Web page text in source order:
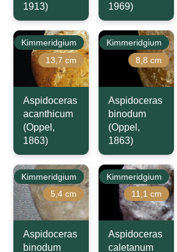
1913)
1969)
Kimmeridgium
13,7 cm
Aspidoceras
acanthicum
(Oppel,
1863)
Kimmeridgium
8,8 cm
Aspidoceras
binodum
(Oppel,
1863)
Kimmeridgium
5,4 cm
Aspidoceras
binodum
Kimmeridgium
11,1 cm
Aspidoceras
caletanum